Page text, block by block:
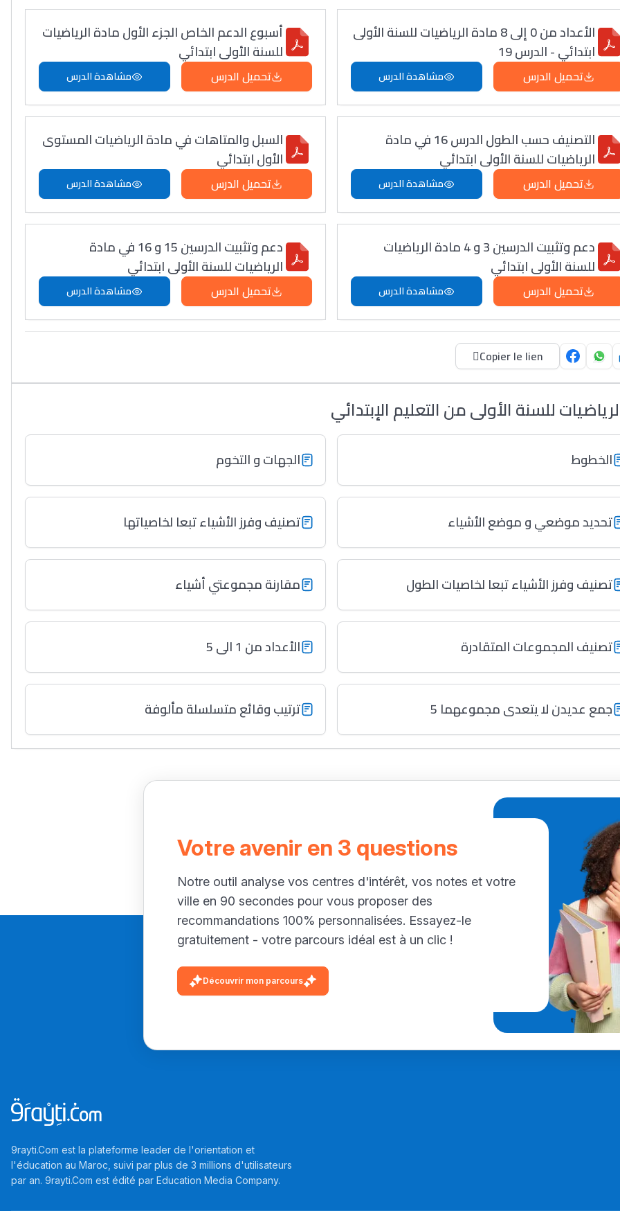
الأعداد من 0 إلى 8 مادة الرياضيات للسنة الأولى
ابتدائي - الدرس 19
تحميل الدرس مشاهدة الدرس
أسبوع الدعم الخاص الجزء الأول مادة الرياضيات
للسنة الأولى ابتدائي
تحميل الدرس مشاهدة الدرس
التصنيف حسب الطول الدرس 16 في مادة
الرياضيات للسنة الأولى ابتدائي
تحميل الدرس مشاهدة الدرس
السبل والمتاهات في مادة الرياضيات المستوى
الأول ابتدائي
تحميل الدرس مشاهدة الدرس
دعم وتثبيت الدرسين 3 و 4 مادة الرياضيات
للسنة الأولى ابتدائي
تحميل الدرس مشاهدة الدرس
دعم وتثبيت الدرسين 15 و 16 في مادة
الرياضيات للسنة الأولى ابتدائي
تحميل الدرس مشاهدة الدرس
Copier le lien
للسنة الأولى من التعليم الإبتدائي
الخطوط الجهات و التخوم
تحديد موضعي و موضع الأشياء تصنيف وفرز الأشياء تبعا لخاصياتها
تصنيف وفرز الأشياء تبعا لخاصيات الطول مقارنة مجموعتي أشياء
تصنيف المجموعات المتقادرة الأعداد من 1 الى 5
جمع عديدن لا يتعدى مجموعهما 5 ترتيب وقائع متسلسلة مألوفة
Votre avenir en 3 questions
Notre outil analyse vos centres d'intérêt, vos notes et votre
ville en 90 secondes pour vous proposer des
recommandations 100% personnalisées. Essayez-le
gratuitement - votre parcours idéal est à un clic !
Découvrir mon parcours
9rayti.Com est la plateforme leader de l'orientation et
l'éducation au Maroc, suivi par plus de 3 millions d'utilisateurs
par an. 9rayti.Com est édité par Education Media Company.